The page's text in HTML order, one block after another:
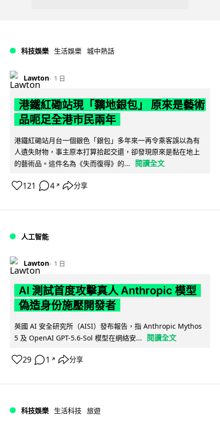
科技娛樂 生活娛樂 城中熱話
Lawton 1 日
港鐵紅磡站現「黐地銀包」 原來是藝術
品呃足全港市民兩年
港鐵紅磡站月台一個銀色「銀包」多年來一再令乘客誤以為有
人遺失財物，事主原本打算拾起交還，卻發現原來是黏在地上
的藝術品。這件名為《失而復得》的...
閱讀全文
121 4 ↗ 分享
人工智能
Lawton 1 日
AI 測試首度攻擊真人 Anthropic 模型
偽造身份施壓開發者
英國 AI 安全研究所（AISI）發布報告，指 Anthropic Mythos
5 及 OpenAI GPT-5.6-Sol 模型在網絡安...
閱讀全文
29 1 ↗ 分享
科技娛樂 生活科技 旅遊